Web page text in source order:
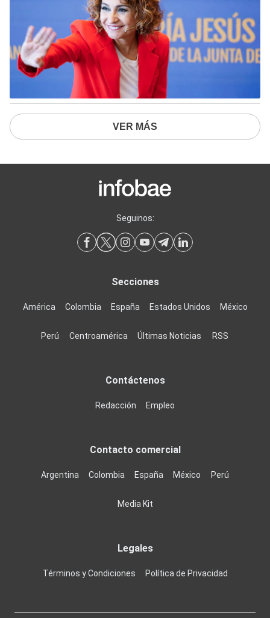
VER MÁS
Seguinos:
Secciones
América Colombia España Estados Unidos México
Perú Centroamérica Últimas Noticias RSS
Contáctenos
Redacción Empleo
Contacto comercial
Argentina Colombia España México Perú
Media Kit
Legales
Términos y Condiciones Política de Privacidad